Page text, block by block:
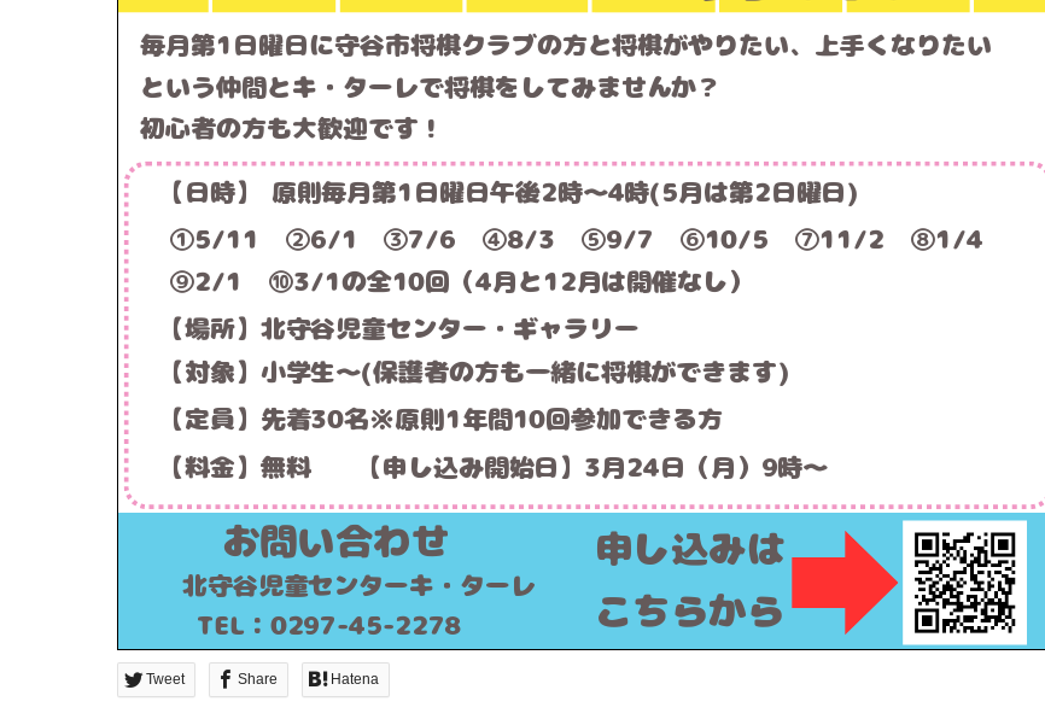
Tweet Share Hatena